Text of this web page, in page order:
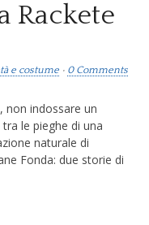
Rackete
e costume • 0 Comments
non indossare un
le pieghe di una
naturale di
Fonda: due storie di